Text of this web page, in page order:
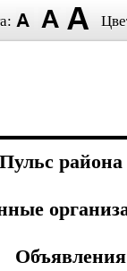
Пульс района
Объявления